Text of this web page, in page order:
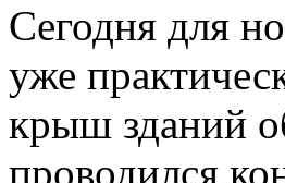
Сегодня для
уже
крыш зданий
проводился